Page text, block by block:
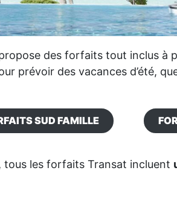
des forfaits tout inclus à
prévoir des vacances d’été,
SUD FAMILLE
tous les forfaits Transat incluent